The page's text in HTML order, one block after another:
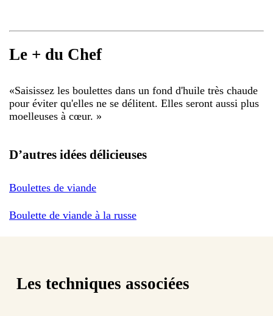
Le + du Chef
«Saisissez les boulettes dans un fond d'huile très chaude
pour éviter qu'elles ne se délitent. Elles seront aussi plus
moelleuses à cœur. »
D’autres idées délicieuses
Boulettes de viande
Boulette de viande à la russe
Les techniques associées